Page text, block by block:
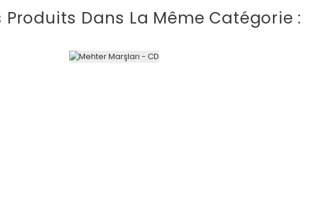
Produits Dans La Même Catégorie :